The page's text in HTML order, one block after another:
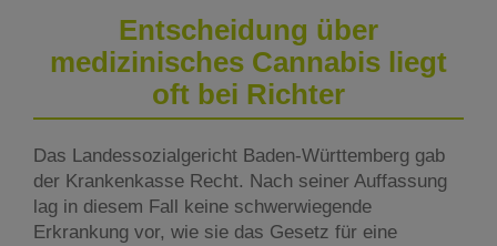
Entscheidung über
medizinisches Cannabis liegt
oft bei Richter
Das Landessozialgericht Baden-Württemberg gab
der Krankenkasse Recht. Nach seiner Auffassung
lag in diesem Fall keine schwerwiegende
Erkrankung vor, wie sie das Gesetz für eine